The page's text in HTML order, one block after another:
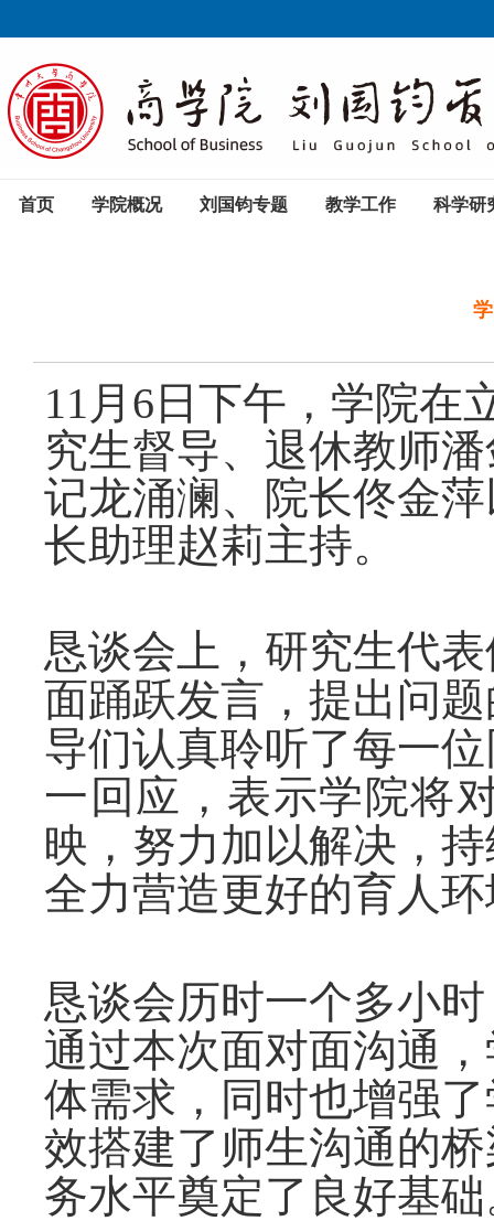
首页 学院概况 刘国钧专题 教学工作 科学研
11月6日下午，学院在
究生督导、退休教师
记龙涌澜、院长佟金
长助理赵莉主持。
恳谈会上，研究生代
面踊跃发言，提出问
导们认真聆听了每一
一回应，表示学院将
映，努力加以解决，
全力营造更好的育人
恳谈会历时一个多小
通过本次面对面沟通
体需求，同时也增强
效搭建了师生沟通的
务水平奠定了良好基